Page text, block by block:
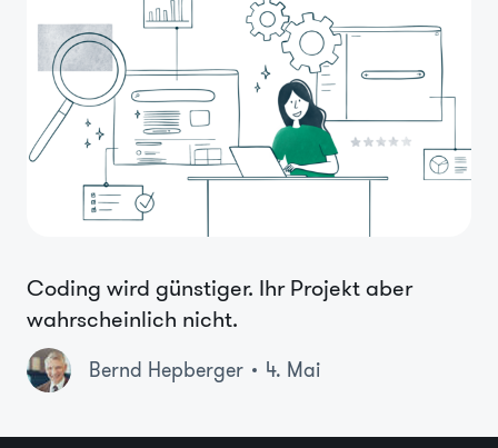
Coding wird günstiger. Ihr Projekt aber
wahrscheinlich nicht.
Bernd Hepberger 4. Mai